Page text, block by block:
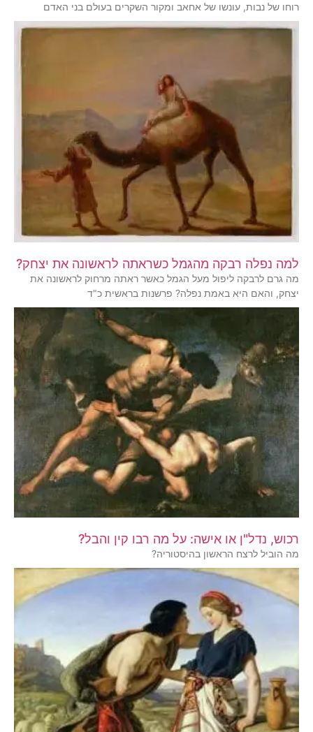
רוחו של נבות, עונשו של אחאב ומקור השקרים בעולם בני האדם
למה נפלה רבקה מהגמל כשראתה לראשונה את יצחק?
מה גרם לרבקה ליפול מעל הגמל כאשר ראתה מרחוק לראשונה את
יצחק, והאם היא באמת נפלה? פרשנות בראשית כ"ד
רכוש, נדל"ן או אישה: על מה רבו קין והבל?
מה הוביל לרצח הראשון בהיסטוריה?